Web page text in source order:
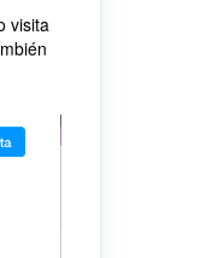
visita